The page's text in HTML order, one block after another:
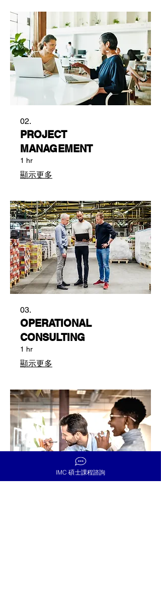
02.
PROJECT
MANAGEMENT
1 hr
顯示更多
03.
OPERATIONAL
CONSULTING
1 hr
顯示更多
IMC 碩士課程諮詢